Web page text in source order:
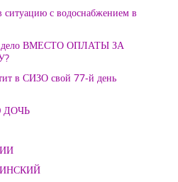
ситуацию с водоснабжением в
дело ВМЕСТО ОПЛАТЫ ЗА
в СИЗО свой 77-й день
ДОЧЬ